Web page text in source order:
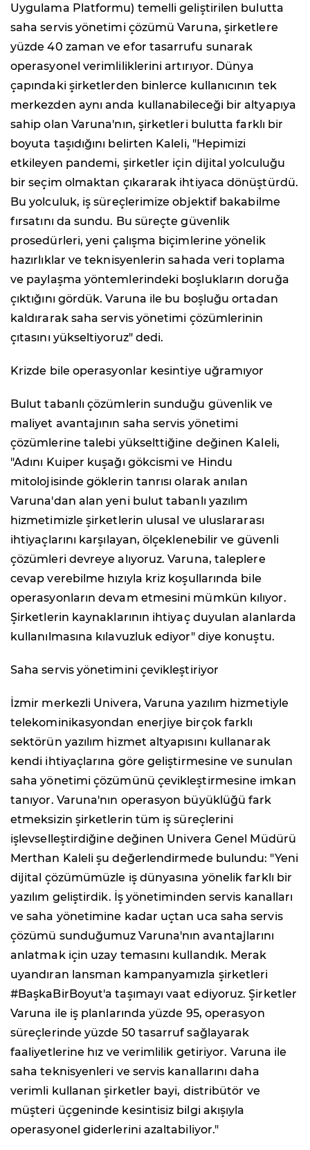
Uygulama Platformu) temelli geliştirilen bulutta
saha servis yönetimi çözümü Varuna, şirketlere
yüzde 40 zaman ve efor tasarrufu sunarak
operasyonel verimliliklerini artırıyor. Dünya
çapındaki şirketlerden binlerce kullanıcının tek
merkezden aynı anda kullanabileceği bir altyapıya
sahip olan Varuna'nın, şirketleri bulutta farklı bir
boyuta taşıdığını belirten Kaleli, "Hepimizi
etkileyen pandemi, şirketler için dijital yolculuğu
bir seçim olmaktan çıkararak ihtiyaca dönüştürdü.
Bu yolculuk, iş süreçlerimize objektif bakabilme
fırsatını da sundu. Bu süreçte güvenlik
prosedürleri, yeni çalışma biçimlerine yönelik
hazırlıklar ve teknisyenlerin sahada veri toplama
ve paylaşma yöntemlerindeki boşlukların doruğa
çıktığını gördük. Varuna ile bu boşluğu ortadan
kaldırarak saha servis yönetimi çözümlerinin
çıtasını yükseltiyoruz" dedi.
Krizde bile operasyonlar kesintiye uğramıyor
Bulut tabanlı çözümlerin sunduğu güvenlik ve
maliyet avantajının saha servis yönetimi
çözümlerine talebi yükselttiğine değinen Kaleli,
"Adını Kuiper kuşağı gökcismi ve Hindu
mitolojisinde göklerin tanrısı olarak anılan
Varuna'dan alan yeni bulut tabanlı yazılım
hizmetimizle şirketlerin ulusal ve uluslararası
ihtiyaçlarını karşılayan, ölçeklenebilir ve güvenli
çözümleri devreye alıyoruz. Varuna, taleplere
cevap verebilme hızıyla kriz koşullarında bile
operasyonların devam etmesini mümkün kılıyor.
Şirketlerin kaynaklarının ihtiyaç duyulan alanlarda
kullanılmasına kılavuzluk ediyor" diye konuştu.
Saha servis yönetimini çevikleştiriyor
İzmir merkezli Univera, Varuna yazılım hizmetiyle
telekominikasyondan enerjiye birçok farklı
sektörün yazılım hizmet altyapısını kullanarak
kendi ihtiyaçlarına göre geliştirmesine ve sunulan
saha yönetimi çözümünü çevikleştirmesine imkan
tanıyor. Varuna'nın operasyon büyüklüğü fark
etmeksizin şirketlerin tüm iş süreçlerini
işlevselleştirdiğine değinen Univera Genel Müdürü
Merthan Kaleli şu değerlendirmede bulundu: "Yeni
dijital çözümümüzle iş dünyasına yönelik farklı bir
yazılım geliştirdik. İş yönetiminden servis kanalları
ve saha yönetimine kadar uçtan uca saha servis
çözümü sunduğumuz Varuna'nın avantajlarını
anlatmak için uzay temasını kullandık. Merak
uyandıran lansman kampanyamızla şirketleri
#BaşkaBirBoyut'a taşımayı vaat ediyoruz. Şirketler
Varuna ile iş planlarında yüzde 95, operasyon
süreçlerinde yüzde 50 tasarruf sağlayarak
faaliyetlerine hız ve verimlilik getiriyor. Varuna ile
saha teknisyenleri ve servis kanallarını daha
verimli kullanan şirketler bayi, distribütör ve
müşteri üçgeninde kesintisiz bilgi akışıyla
operasyonel giderlerini azaltabiliyor."